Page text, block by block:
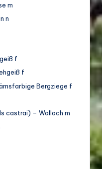
m
n
f
f
Bergziege f
castrai) – Wallach m